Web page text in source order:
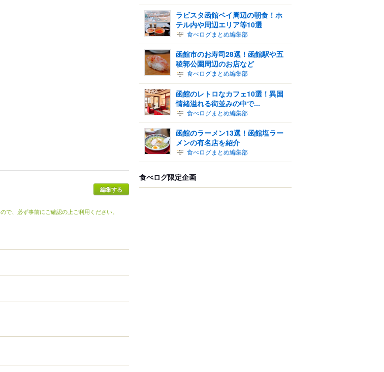
で、必ず事前にご確認の上ご利用ください。
ラビスタ函館ベイ周辺の朝食！ホ
テル内や周辺エリア等10選
食べログまとめ編集部
函館市のお寿司28選！函館駅や五
稜郭公園周辺のお店など
食べログまとめ編集部
函館のレトロなカフェ10選！異国
情緒溢れる街並みの中で...
食べログまとめ編集部
函館のラーメン13選！函館塩ラー
メンの有名店を紹介
食べログまとめ編集部
食べログ限定企画